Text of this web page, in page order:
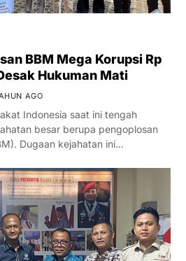
BBM Mega Korupsi Rp
Hukuman Mati
AGO
Indonesia saat ini tengah
besar berupa pengoplosan
Dugaan kejahatan ini…